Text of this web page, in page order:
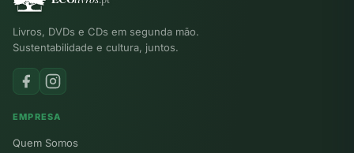
Livros, DVDs e CDs em segunda mão.
Sustentabilidade e cultura, juntos.
EMPRESA
Quem Somos